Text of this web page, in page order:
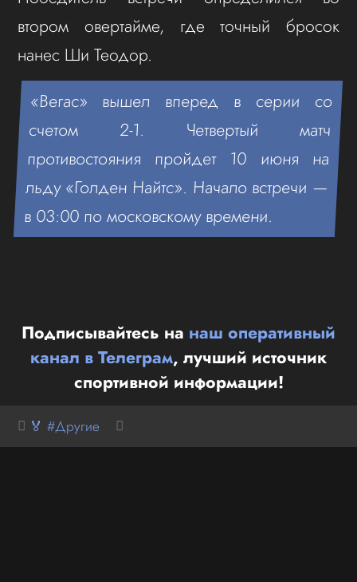
втором овертайме, где точный бросок
нанес Ши Теодор.
«Вегас» вышел вперед в серии со
счетом 2-1. Четвертый матч
противостояния пройдет 10 июня на
льду «Голден Найтс». Начало встречи —
в 03:00 по московскому времени.
Подписывайтесь на наш оперативный
канал в Телеграм, лучший источник
спортивной информации!
🏅 #Другие